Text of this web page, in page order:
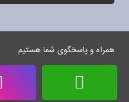
برای
همراه و پاسخگوی شما هستیم